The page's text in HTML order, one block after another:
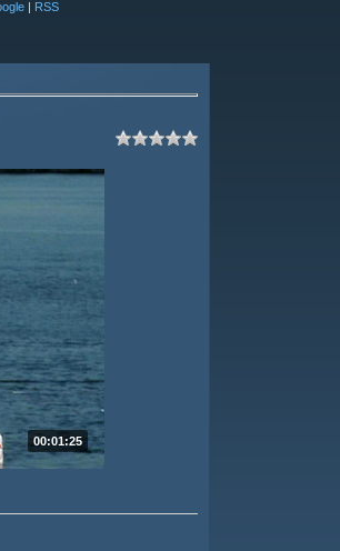
| RSS
00:01:25